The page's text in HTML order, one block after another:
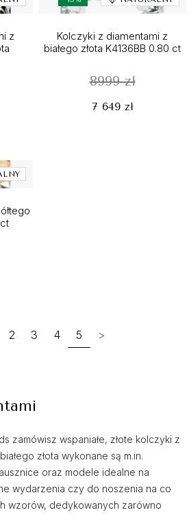
z
Kolczyki z diamentami z
białego złota K4136BB 0.80 ct
8999 zł
7 649 zł
2 3 4 5 >
zamówisz wspaniałe, złote kolczyki z
złota wykonane są m.in.
oraz modele idealne na
wydarzenia czy do noszenia na co
wzorów, dedykowanych zarówno